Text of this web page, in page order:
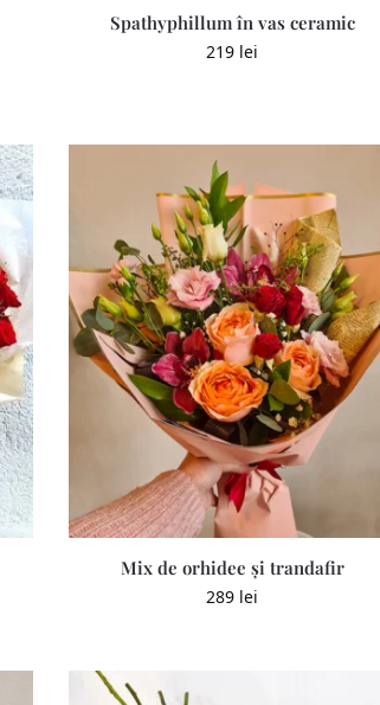
Spathyphillum în vas ceramic
219 lei
Mix de orhidee și trandafir
289 lei